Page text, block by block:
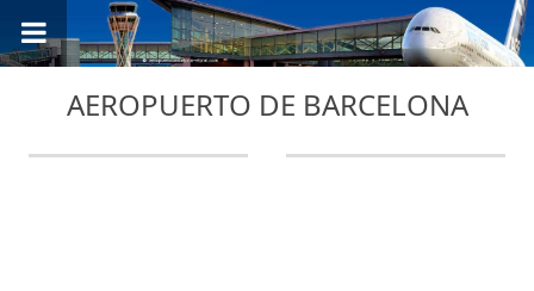
AEROPUERTO DE BARCELONA